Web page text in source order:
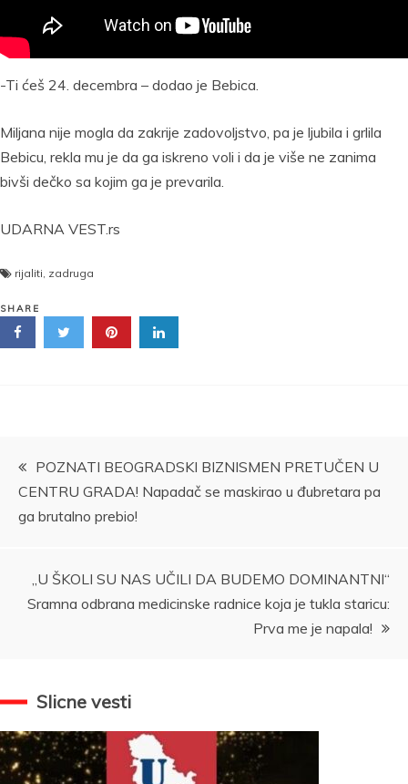
-Ti ćeš 24. decembra – dodao je Bebica.
Miljana nije mogla da zakrije zadovoljstvo, pa je ljubila i grlila
Bebicu, rekla mu je da ga iskreno voli i da je više ne zanima
bivši dečko sa kojim ga je prevarila.
UDARNA VEST.rs
rijaliti, zadruga
SHARE
Kretanje
članka
POZNATI BEOGRADSKI BIZNISMEN PRETUČEN U
CENTRU GRADA! Napadač se maskirao u đubretara pa
ga brutalno prebio!
„U ŠKOLI SU NAS UČILI DA BUDEMO DOMINANTNI“
Sramna odbrana medicinske radnice koja je tukla staricu:
Prva me je napala!
Slicne vesti